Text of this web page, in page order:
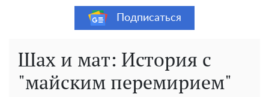
Подписаться
Шах и мат: История с
"майским перемирием"